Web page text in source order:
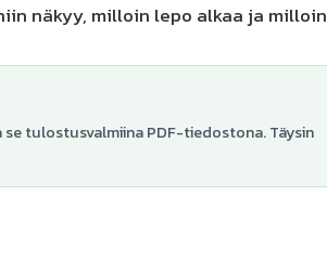
näkyy, milloin lepo alkaa ja
tulostusvalmiina PDF-tiedostona. Täysin